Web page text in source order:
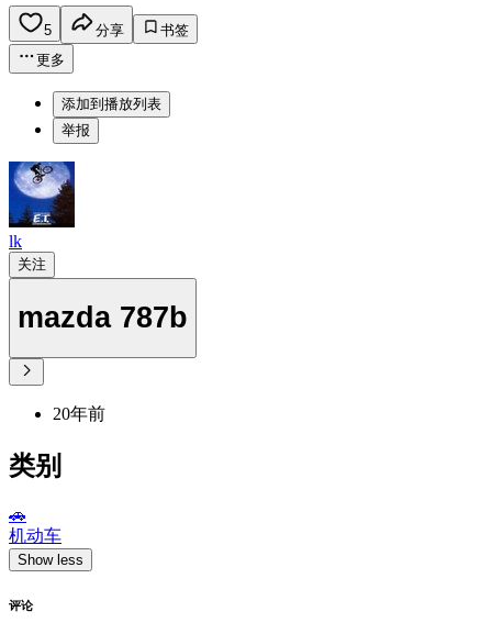
5 分享
书签
更多
添加到播放列表
举报
lk
关注
mazda 787b
20年前
类别
🚗
机动车
Show less
评论